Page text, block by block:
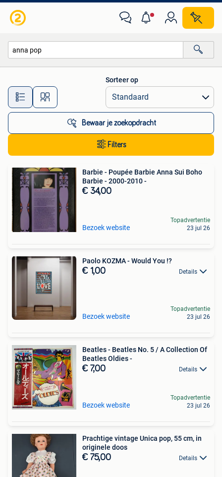
Alle afstanden…
Sorteer op
Bewaar je zoekopdracht
Filters
Barbie - Poupée Barbie Anna Sui Boho
Barbie - 2000-2010 -
€ 34,00
Bezoek website
Topadvertentie
23 jul 26
Paolo KOZMA - Would You !?
€ 1,00 Details
Bezoek website
Topadvertentie
23 jul 26
Beatles - Beatles No. 5 / A Collection Of
Beatles Oldies -
€ 7,00 Details
Bezoek website
Topadvertentie
23 jul 26
Prachtige vintage Unica pop, 55 cm, in
originele doos
€ 75,00 Details